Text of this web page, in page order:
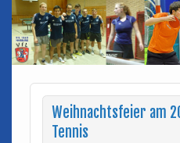
Weihnachtsfeier am
Tennis